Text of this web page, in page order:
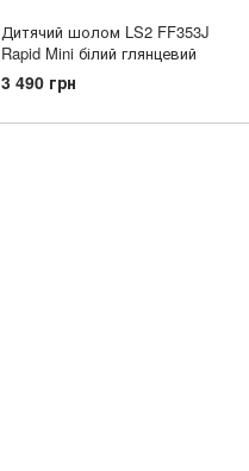
Дитячий шолом LS2 FF353J
Rapid Mini білий глянцевий
3 490 грн